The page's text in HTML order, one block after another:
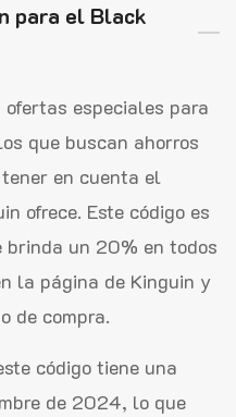
para el Black
especiales para
que buscan ahorros
en cuenta el
ofrece. Este código es
brinda un 20% en todos
la página de Kinguin y
de compra.
código tiene una
de 2024, lo que